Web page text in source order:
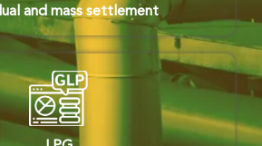
and mass settlement